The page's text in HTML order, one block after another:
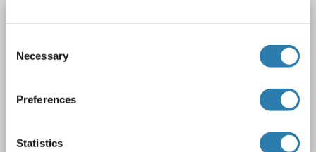
Selection
Necessary
Preferences
Statistics
S100A5 Kit ELISA
Sandwich ELISA
Cell Culture Supernatant, Cell Samples, Plasma, Serum, Tissue Lysate
N° du produit ABIN6730282